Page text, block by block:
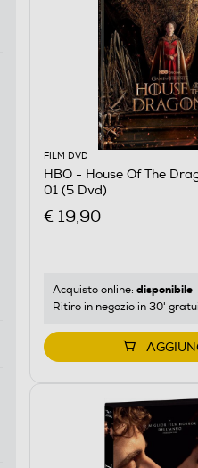
FILM DVD
HBO - House Of The
01 (5 Dvd)
€ 19,90
Acquisto online: disponibile
Ritiro in negozio in 30'